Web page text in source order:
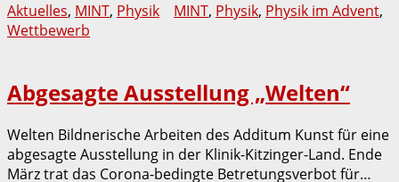
Aktuelles, MINT, Physik MINT, Physik, Physik im Advent,
Wettbewerb
Abgesagte Ausstellung „Welten“
Welten Bildnerische Arbeiten des Additum Kunst für eine
abgesagte Ausstellung in der Klinik-Kitzinger-Land. Ende
März trat das Corona-bedingte Betretungsverbot für…